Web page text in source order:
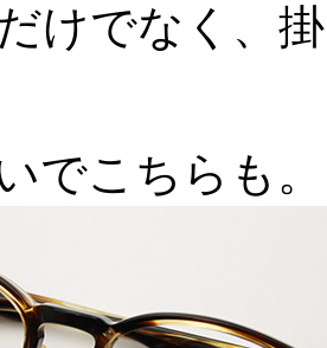
けでなく、
でこちらも。